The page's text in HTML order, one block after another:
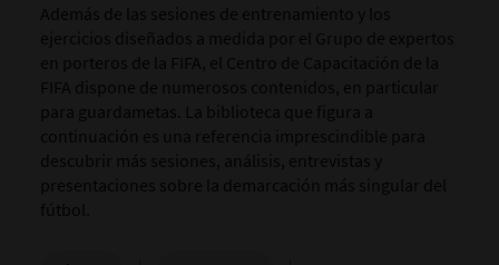
Además de las sesiones de entrenamiento y los
ejercicios diseñados a medida por el Grupo de expertos
en porteros de la FIFA, el Centro de Capacitación de la
FIFA dispone de numerosos contenidos, en particular
para guardametas. La biblioteca que figura a
continuación es una referencia imprescindible para
descubrir más sesiones, análisis, entrevistas y
presentaciones sobre la demarcación más singular del
fútbol.